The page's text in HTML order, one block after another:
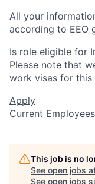
All your
according to EEO
Is role eligible for
Please note that
work visas for this
Apply
Current
This job is no
See open jobs
See open jobs